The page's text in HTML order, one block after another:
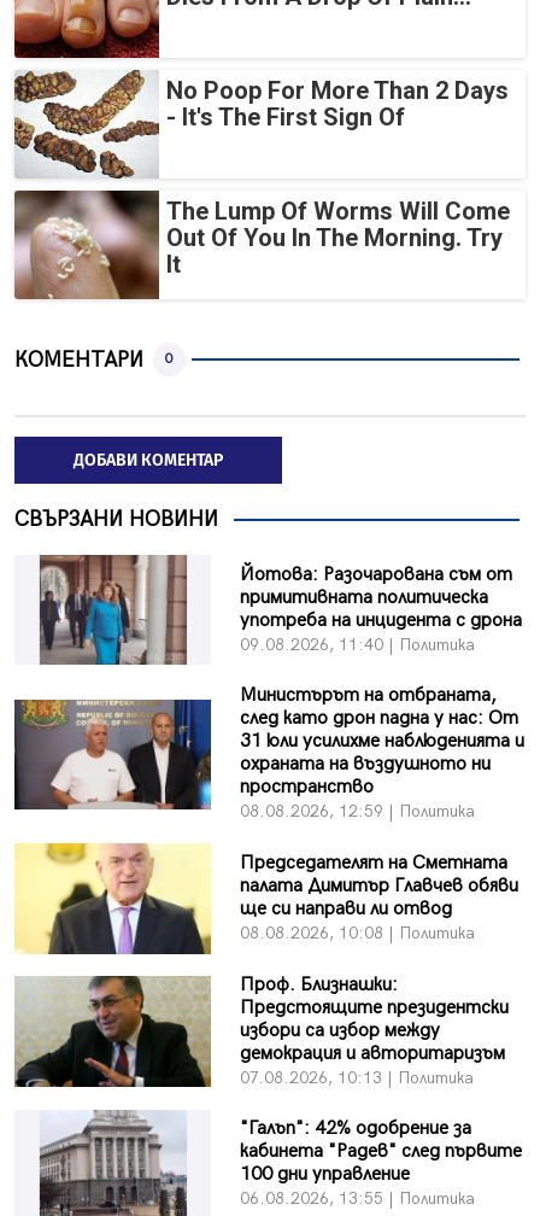
No Poop For More Than 2 Days
- It's The First Sign Of
The Lump Of Worms Will Come
Out Of You In The Morning. Try
It
КОМЕНТАРИ 0
ДОБАВИ КОМЕНТАР
СВЪРЗАНИ НОВИНИ
Йотова: Разочарована съм от
примитивната политическа
употреба на инцидента с дрона
09.08.2026, 11:40 | Политика
Министърът на отбраната,
след като дрон падна у нас: От
31 юли усилихме наблюденията и
охраната на въздушното ни
пространство
08.08.2026, 12:59 | Политика
Председателят на Сметната
палата Димитър Главчев обяви
ще си направи ли отвод
08.08.2026, 10:08 | Политика
Проф. Близнашки:
Предстоящите президентски
избори са избор между
демокрация и авторитаризъм
07.08.2026, 10:13 | Политика
"Галъп": 42% одобрение за
кабинета "Радев" след първите
100 дни управление
06.08.2026, 13:55 | Политика